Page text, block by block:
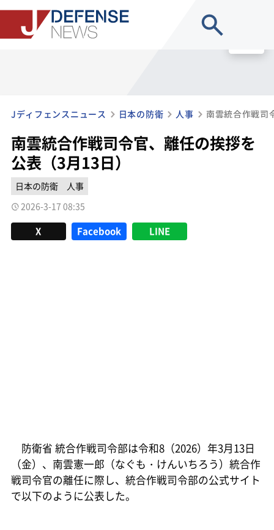
Jディフェンスニュース 日本の防衛 人事 南雲統合作戦司
南雲統合作戦司令官、離任の挨拶を
公表（3月13日）
日本の防衛
人事
2026-3-17 08:35
X Facebook LINE
防衛省 統合作戦司令部は令和8（2026）年3月13日
（金）、南雲憲一郎（なぐも・けんいちろう）統合作
戦司令官の離任に際し、統合作戦司令部の公式サイト
で以下のように公表した。